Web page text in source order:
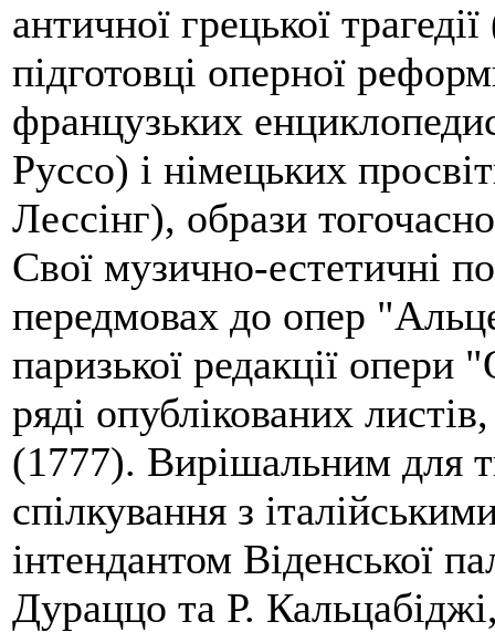
античної грецької
підготовці оперної
французьких
Руссо) і німецьких
Лессінг), образи
Свої музично-естетичні
передмовах до опер
паризької редакції опери
ряді опублікованих
(1777). Вирішальним для
спілкування з
інтендантом Віденської
Дураццо та Р.